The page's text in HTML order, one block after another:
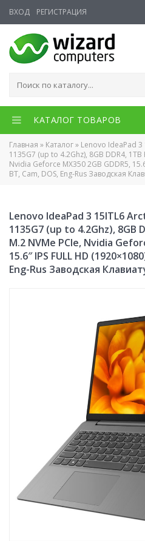
ВХОД РЕГИСТРАЦИЯ
КАТАЛОГ ТОВАРОВ
Главная » Каталог» Lenovo IdeaPad
1135G7 (up to 4.2Ghz), 8GB DDR4, 1TB
Nvidia Geforce MX350 2GB GDDR5,
BT, Cam, DOS, Eng-Rus Заводская
Lenovo IdeaPad 3 15ITL6
1135G7 (up to 4.2Ghz), 8GB
M.2 NVMe PCIe, Nvidia
15.6″ IPS FULL HD
Eng-Rus Заводская